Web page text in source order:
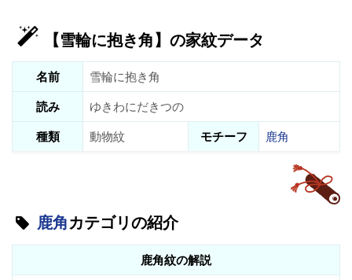
【雪輪に抱き角】の家紋データ
名前
雪輪に抱き角
読み
ゆきわにだきつの
種類
動物紋 モチーフ 鹿角
鹿角カテゴリの紹介
鹿角紋の解説